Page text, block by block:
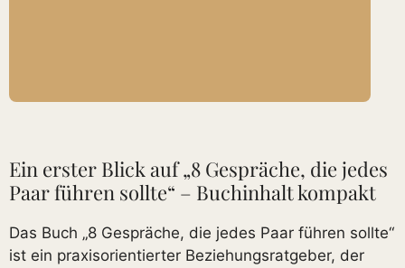
Ein erster Blick auf „8 Gespräche, die jedes
Paar führen sollte“ – Buchinhalt kompakt
Das Buch „8 Gespräche, die jedes Paar führen sollte“
ist ein praxisorientierter Beziehungsratgeber, der